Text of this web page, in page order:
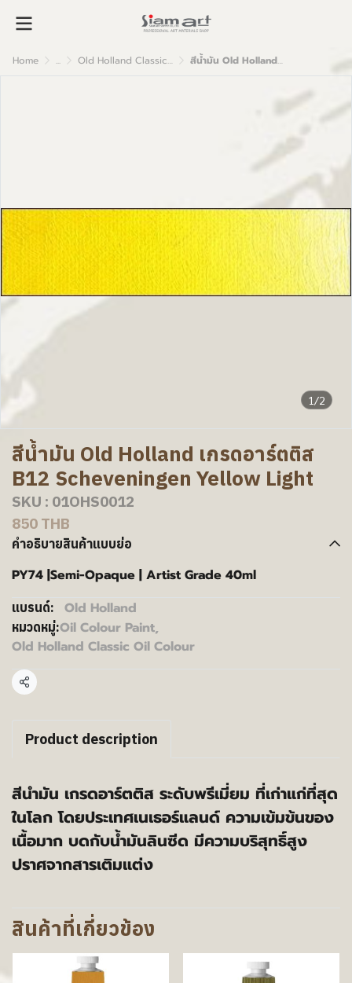
Home ... Old Holland Classic Oil Colour สีน้ำมัน Old Holland เกรดอาร์ตติส B12 Scheveningen Yellow Light
1/2
สีน้ำมัน Old Holland เกรดอาร์ตติส
B12 Scheveningen Yellow Light
SKU : 01OHS0012
850 THB
คำอธิบายสินค้าแบบย่อ
PY74 |Semi-Opaque | Artist Grade 40ml
แบรนด์: Old Holland
หมวดหมู่:Oil Colour Paint,
Old Holland Classic Oil Colour
แชร์
Product description
สีนำมัน เกรดอาร์ตติส ระดับพรีเมี่ยม ที่เก่าแก่ที่สุด
ในโลก โดยประเทศเนเธอร์แลนด์ ความเข้มข้นของ
เนื้อมาก บดกับน้ำมันลินซีด มีความบริสุทธิ์สูง
ปราศจากสารเติมแต่ง
สินค้าที่เกี่ยวข้อง